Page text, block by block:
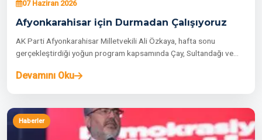
07 Haziran 2026
Afyonkarahisar için Durmadan Çalışıyoruz
AK Parti Afyonkarahisar Milletvekili Ali Özkaya, hafta sonu
gerçekleştirdiği yoğun program kapsamında Çay, Sultandağı ve…
Devamını Oku
Haberler